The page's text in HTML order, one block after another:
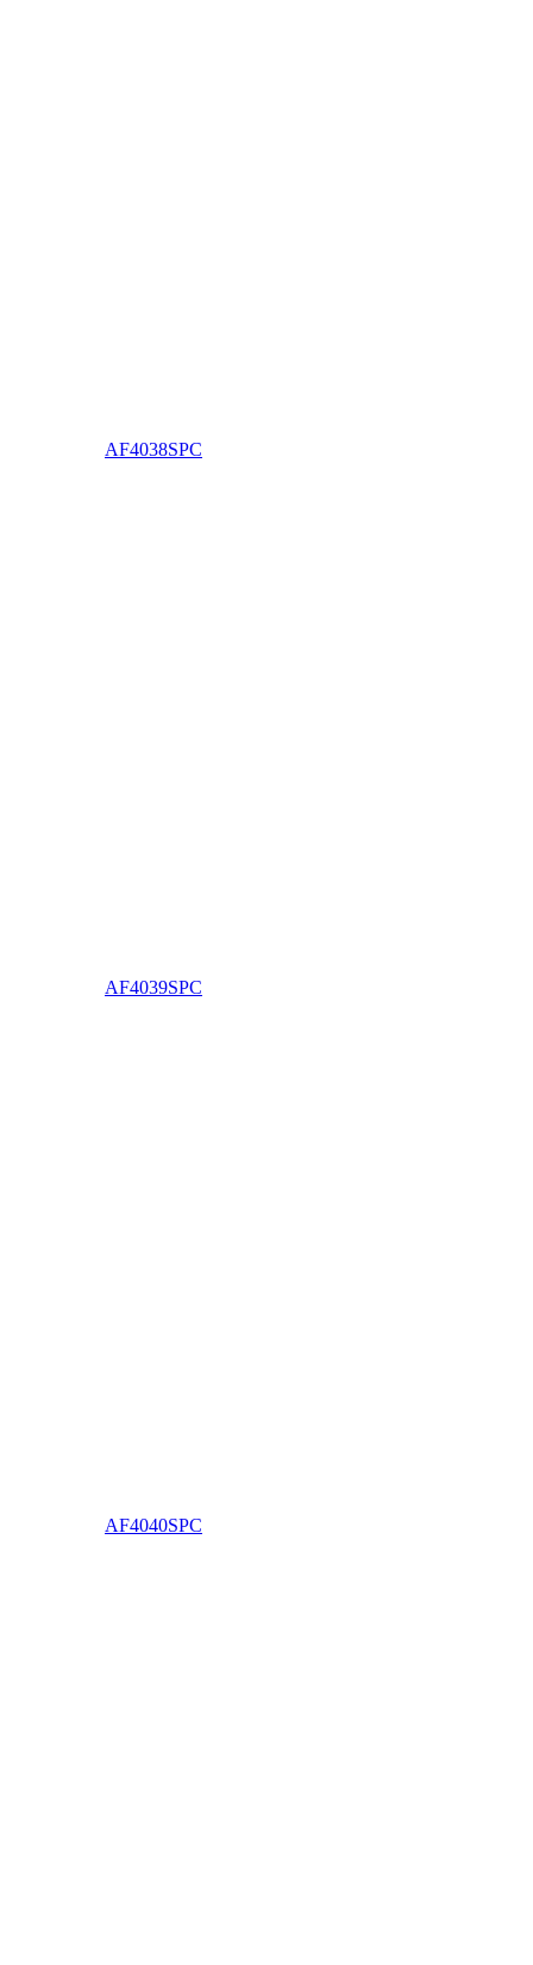
AF4038SPC
AF4039SPC
AF4040SPC